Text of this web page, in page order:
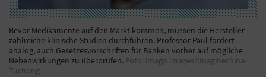
Bevor Medikamente auf den Markt kommen, müssen die Hersteller
zahlreiche klinische Studien durchführen. Professor Paul fordert
analog, auch Gesetzesvorschriften für Banken vorher auf mögliche
Nebenwirkungen zu überprüfen. Foto: imago images/Imaginechina-
Tuchong